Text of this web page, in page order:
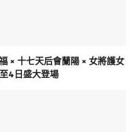
× 十七天后會蘭陽 × 女將護女
4日盛大登場